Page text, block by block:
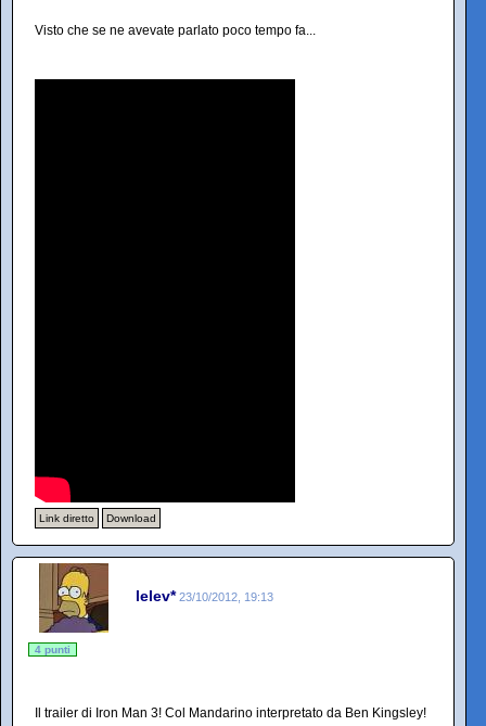
Visto che se ne avevate parlato poco tempo fa...
Link diretto Download
lelev* 23/10/2012, 19:13
4 punti
Il trailer di Iron Man 3! Col Mandarino interpretato da Ben Kingsley!